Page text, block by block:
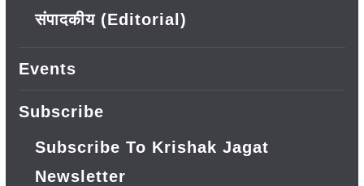
संपादकीय (Editorial)
Events
Subscribe
Subscribe To Krishak Jagat
Newsletter